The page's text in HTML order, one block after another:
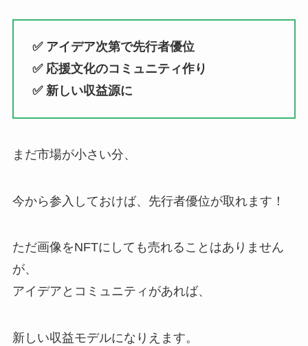
✅ アイデア次第で先行者優位
✅ 応援文化のコミュニティ作り
✅ 新しい収益源に
まだ市場が小さい分、
今から参入しておけば、先行者優位が取れます！
ただ画像をNFTにしても売れることはありません
が、
アイデアとコミュニティがあれば、
新しい収益モデルになりえます。